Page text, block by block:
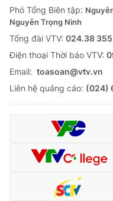
Phó Tổng Biên tập:
Nguyễn Trọng Ninh
Tổng đài VTV: 024.38
Ðiện thoại Thời báo VTV:
Email: toasoan@vtv.vn
Liên hệ quảng cáo: (024)